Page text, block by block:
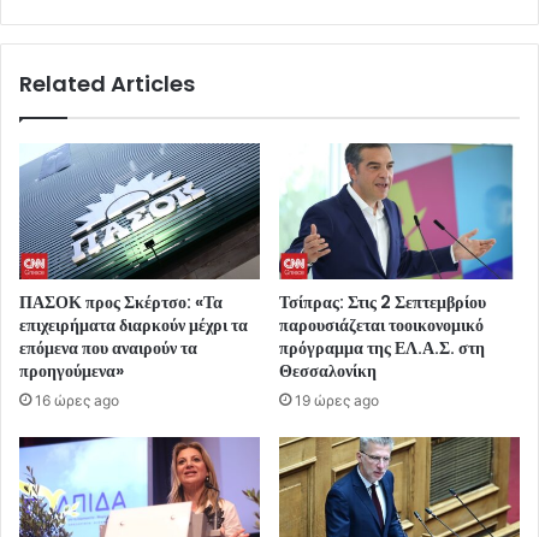
Related Articles
ΠΑΣΟΚ προς Σκέρτσο: «Τα
επιχειρήματα διαρκούν μέχρι τα
επόμενα που αναιρούν τα
προηγούμενα»
16 ώρες ago
Τσίπρας: Στις 2 Σεπτεμβρίου
παρουσιάζεται τοοικονομικό
πρόγραμμα της ΕΛ.Α.Σ. στη
Θεσσαλονίκη
19 ώρες ago